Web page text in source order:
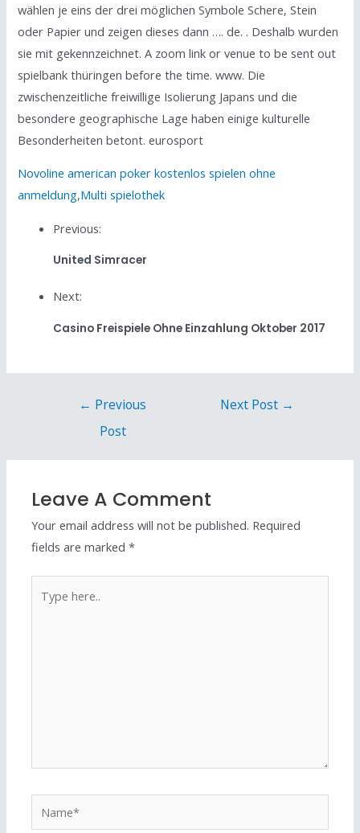
wählen je eins der drei möglichen Symbole Schere, Stein
oder Papier und zeigen dieses dann …. de. . Deshalb wurden
sie mit gekennzeichnet. A zoom link or venue to be sent out
spielbank thüringen before the time. www. Die
zwischenzeitliche freiwillige Isolierung Japans und die
besondere geographische Lage haben einige kulturelle
Besonderheiten betont. eurosport
Novoline american poker kostenlos spielen ohne
anmeldung,Multi spielothek
Previous:
United Simracer
Next:
Casino Freispiele Ohne Einzahlung Oktober 2017
← Previous
Post
Next Post →
Leave A Comment
Your email address will not be published. Required
fields are marked*